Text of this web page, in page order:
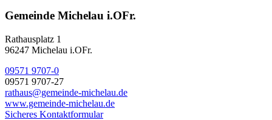
Gemeinde Michelau i.OFr.
Rathausplatz 1
96247 Michelau i.OFr.
09571 9707-0
09571 9707-27
rathaus@gemeinde-michelau.de
www.gemeinde-michelau.de
Sicheres Kontaktformular